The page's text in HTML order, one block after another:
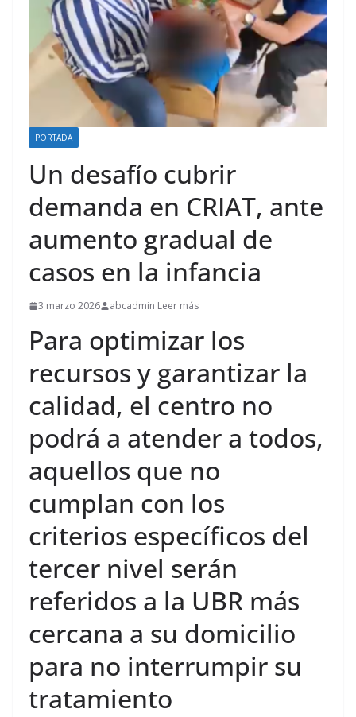
PORTADA
Un desafío cubrir
demanda en CRIAT, ante
aumento gradual de
casos en la infancia
3 marzo 2026 abcadmin Leer más
Para optimizar los
recursos y garantizar la
calidad, el centro no
podrá a atender a todos,
aquellos que no
cumplan con los
criterios específicos del
tercer nivel serán
referidos a la UBR más
cercana a su domicilio
para no interrumpir su
tratamiento